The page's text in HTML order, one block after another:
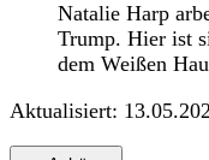
Natalie Harp
Trump. Hier ist
dem Weißen
Aktualisiert: